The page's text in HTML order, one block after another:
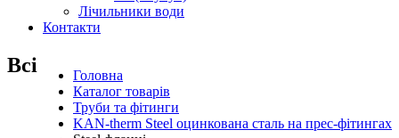
Лічильники води
Контакти
Головна
Каталог товарів
Труби та фітинги
KAN-therm Steel оцинкована сталь на прес-фітингах
Всі